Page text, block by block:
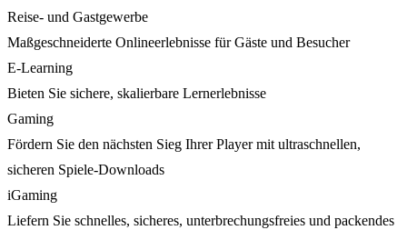
Reise- und Gastgewerbe
Maßgeschneiderte Onlineerlebnisse für Gäste und Besucher
E-Learning
Bieten Sie sichere, skalierbare Lernerlebnisse
Gaming
Fördern Sie den nächsten Sieg Ihrer Player mit ultraschnellen,
sicheren Spiele-Downloads
iGaming
Liefern Sie schnelles, sicheres, unterbrechungsfreies und packendes